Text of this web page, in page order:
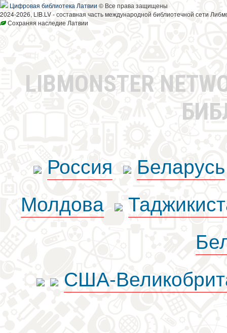
Цифровая библиотека Латвии © Все права защищены
2024-2026, LIB.LV - составная часть международной библиотечной сети
Сохраняя наследие Латвии
LIBMONSTER
Россия
Беларусь
Молдова
США-